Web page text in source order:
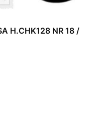
H.CHK128 NR 18 /